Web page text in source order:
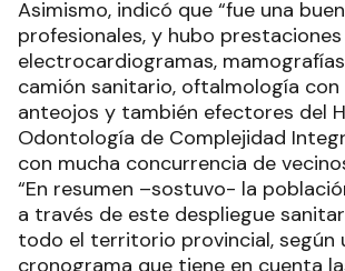
Asimismo, indicó que “fue una
profesionales, y hubo
electrocardiogramas,
camión sanitario, oftalmología
anteojos y también efectores del
Odontología de Complejidad
con mucha concurrencia de
“En resumen –sostuvo- la
a través de este despliegue
todo el territorio provincial, según
cronograma que tiene en cuenta